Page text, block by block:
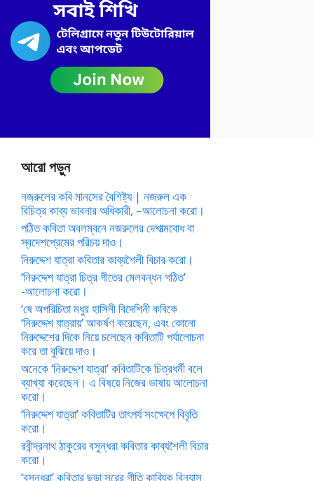
আরো পড়ুন
নজরুলের কবি মানসের বৈশিষ্ট্য | নজরুল এক
বিচিত্র কাব্য ভাবনার অধিকারী, –আলোচনা করো।
পঠিত কবিতা অবলম্বনে নজরুলের দেশাত্মবোধ বা
স্বদেশপ্রেমের পরিচয় দাও।
নিরুদ্দেশ যাত্রা কবিতার কাব্যশৈলী বিচার করো।
‘নিরুদ্দেশ যাত্রা চিত্র গীতের মেলবন্ধন গঠিত’
-আলোচনা করো।
‘ষে অপরিচিতা মধুর হাসিনী বিদেশিনী কবিকে
‘নিরুদ্দেশ যাত্রায়’ আকর্ষণ করেছেন, এবং কোনো
নিরুদ্দেশের দিকে নিয়ে চলেছেন কবিতাটি পর্যালোচনা
করে তা বুঝিয়ে দাও।
অনেকে ‘নিরুদ্দেশ যাত্রা’ কবিতাটিকে চিত্রধর্মী বলে
ব্যাখ্যা করেছেন। এ বিষয়ে নিজের ভাষায় আলোচনা
করো।
‘নিরুদ্দেশ যাত্রা’ কবিতাটির তাৎপর্য সংক্ষেপে বিবৃতি
করো।
রবীন্দ্রনাথ ঠাকুরের বসুন্ধরা কবিতার কাব্যশৈলী বিচার
করো।
‘বসুন্ধরা’ কবিতার ছড়া সুরের গীতি কাব্যিক বিন্যাস